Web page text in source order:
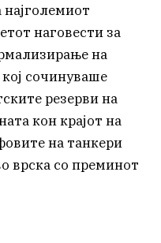
наговести за
на
кој сочинуваше
резерви на
кон крајот на
на танкери
врска со преминот